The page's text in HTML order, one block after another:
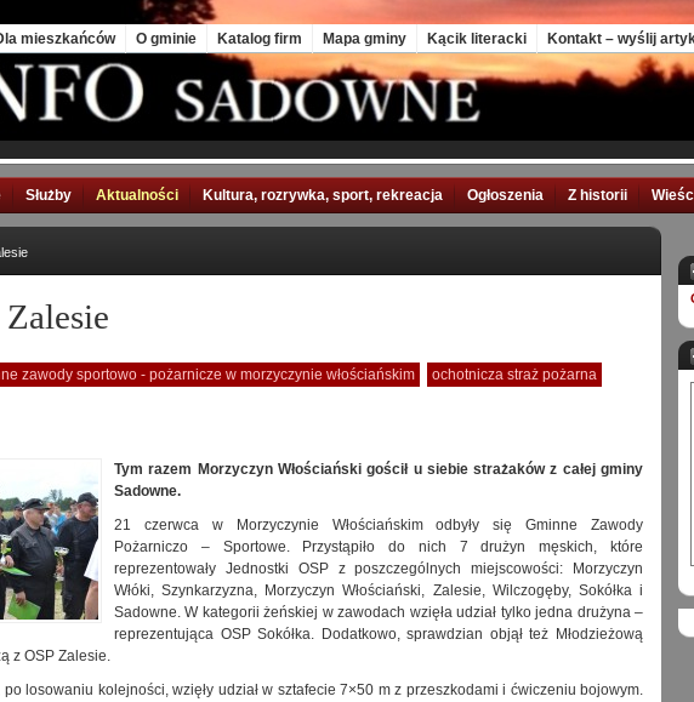
mieszkańców O gminie Katalog firm Mapa gminy Kącik literacki Kontakt – wyślij
Służby Aktualności Kultura, rozrywka, sport, rekreacja Ogłoszenia Z historii
zawody sportowo - pożarnicze w morzyczynie włościańskim ochotnicza straż pożarna
Tym razem Morzyczyn Włościański gościł u siebie strażaków z całej gminy
Sadowne.
21 czerwca w Morzyczynie Włościańskim odbyły się Gminne Zawody
Pożarniczo – Sportowe. Przystąpiło do nich 7 drużyn męskich, które
reprezentowały Jednostki OSP z poszczególnych miejscowości: Morzyczyn
Włóki, Szynkarzyzna, Morzyczyn Włościański, Zalesie, Wilczogęby, Sokółka i
Sadowne. W kategorii żeńskiej w zawodach wzięła udział tylko jedna drużyna –
reprezentująca OSP Sokółka. Dodatkowo, sprawdzian objął też Młodzieżową
z OSP Zalesie.
po losowaniu kolejności, wzięły udział w sztafecie 7×50 m z przeszkodami i ćwiczeniu bojowym.